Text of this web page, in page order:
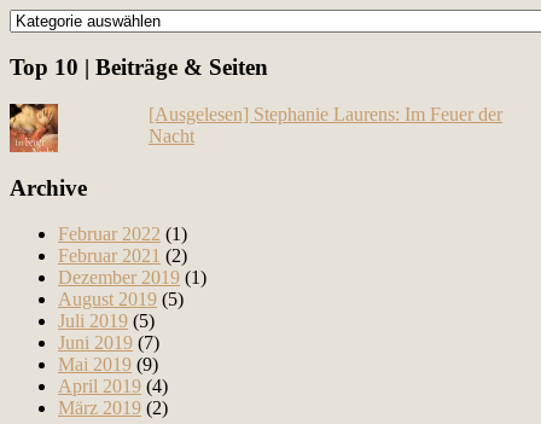
Kategorien
Top 10 | Beiträge & Seiten
[Ausgelesen] Stephanie Laurens: Im Feuer der
Nacht
Archive
Februar 2022 (1)
Februar 2021 (2)
Dezember 2019 (1)
August 2019 (5)
Juli 2019 (5)
Juni 2019 (7)
Mai 2019 (9)
April 2019 (4)
März 2019 (2)